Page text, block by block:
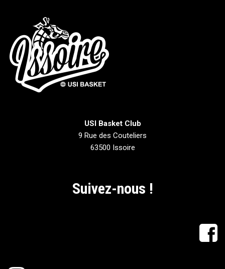
USI Basket Club
9 Rue des Couteliers
63500 Issoire
Suivez-nous !